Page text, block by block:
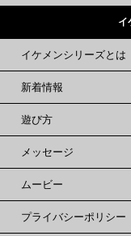
イ
イケメンシリーズとは
新着情報
遊び方
メッセージ
ムービー
プライバシーポリシー